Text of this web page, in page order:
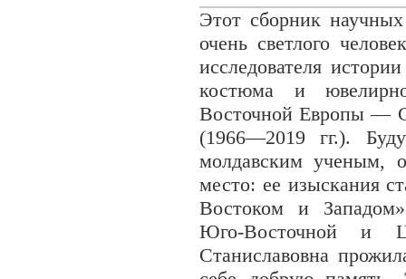
Этот сборник
очень светлого
исследователя
костюма и
Восточной Европы —
(1966—2019 гг.).
молдавским ученым,
место: ее изыскания
Востоком и
Юго-Восточной и
Станиславовна